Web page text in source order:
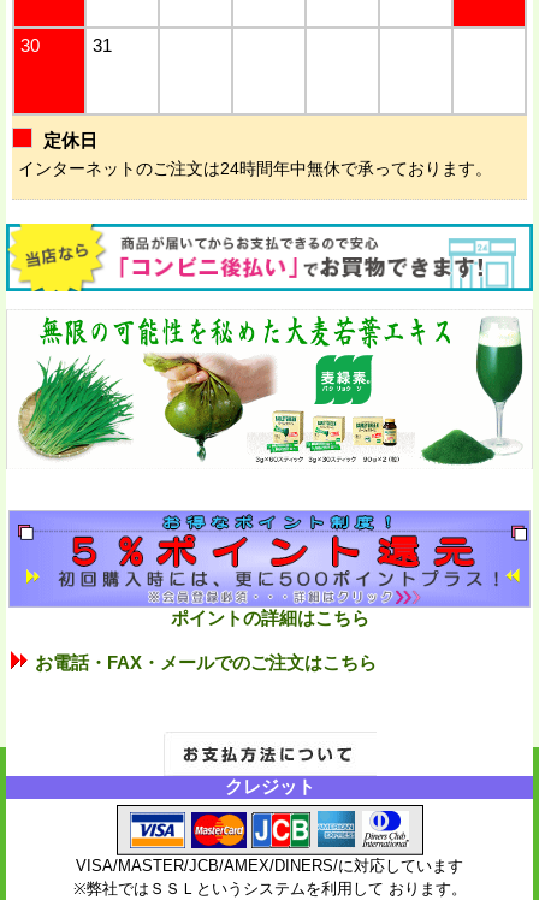
30 31
定休日
インターネットのご注文は24時間年中無休で承っております。
ポイントの詳細はこちら
お電話・FAX・メールでのご注文はこちら
クレジット
VISA/MASTER/JCB/AMEX/DINERS/に対応しています
※弊社ではＳＳＬというシステムを利用して おります。